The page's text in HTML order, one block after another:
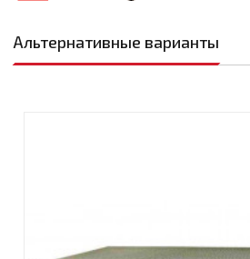
Альтернативные варианты